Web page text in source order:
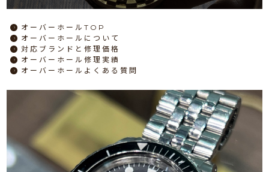
オーバーホールTOP
オーバーホール について
対応ブランドと修理価格
オーバーホール修理実績
オーバーホール よくある質問